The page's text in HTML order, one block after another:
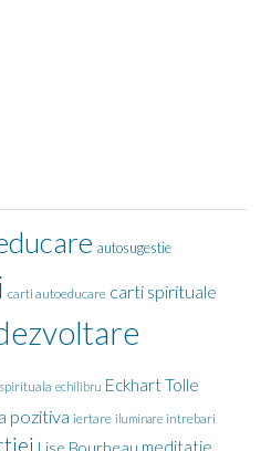
autosugestie
carti autoeducare carti spirituale
echilibru Eckhart Tolle
pozitiva iertare iluminare intrebari
Lise Bourbeau meditatie